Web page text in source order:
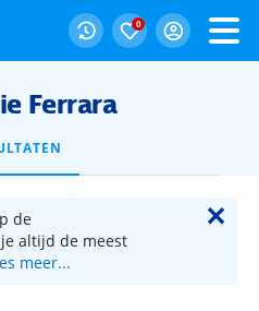
0
Ferrara
de
altijd de meest
meer...
✕